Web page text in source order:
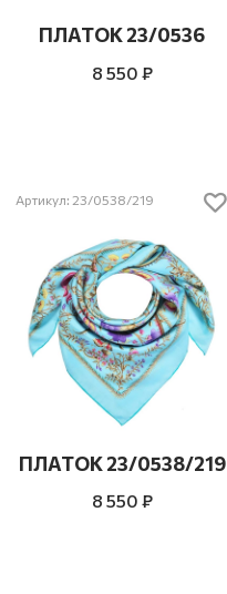
ПЛАТОК 23/0536
8 550 ₽
Артикул: 23/0538/219
ПЛАТОК 23/0538/219
8 550 ₽